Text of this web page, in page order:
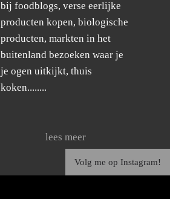
bij foodblogs, verse eerlijke
producten kopen, biologische
producten, markten in het
buitenland bezoeken waar je
je ogen uitkijkt, thuis
koken........
lees meer
Volg me op Instagram!